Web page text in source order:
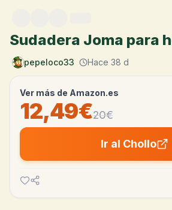
Sudadera Joma para
pepeloco33 Hace 38 d
Ver más de Amazon.es
12,49€20€
Ir al Chollo